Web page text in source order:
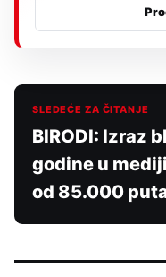
SLEDEĆE ZA ČITANJE
BIRODI: Izraz
godine u
od 85.000